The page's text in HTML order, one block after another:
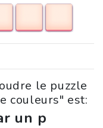
le puzzle
couleurs" est:
un p